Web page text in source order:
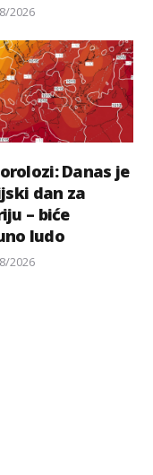
2026
Danas je
dan za
– biće
ludo
2026